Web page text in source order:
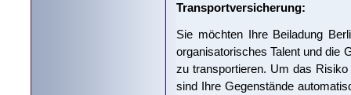
Transportversicherung:
Sie möchten Ihre Beiladung
organisatorisches Talent und die
zu transportieren. Um das
sind Ihre Gegenstände